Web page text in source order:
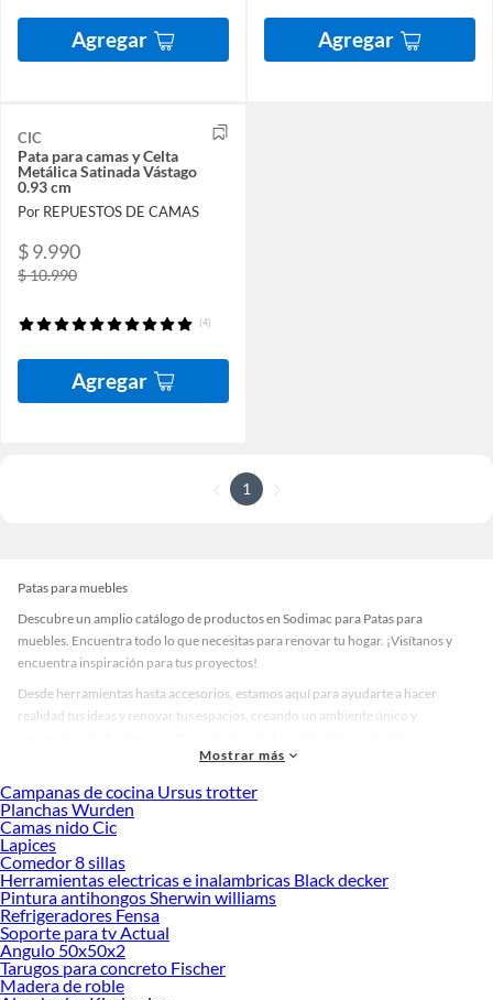
Agregar Agregar
CIC
Pata para camas y Celta
Metálica Satinada Vástago
0.93 cm
Por REPUESTOS DE CAMAS
$ 9.990
$ 10.990
(4)
Agregar
1
Patas para muebles
Descubre un amplio catálogo de productos en Sodimac para Patas para
muebles. Encuentra todo lo que necesitas para renovar tu hogar. ¡Visítanos y
encuentra inspiración para tus proyectos!
Desde herramientas hasta accesorios, estamos aquí para ayudarte a hacer
realidad tus ideas y renovar tus espacios, creando un ambiente único y
accesorios de calidad que te ayudarán a crear un espacio más tú.
Desde remodelaciones hasta proyectos de decoración, estamos aquí para hacer
tus ideas realidad. ¡Visítanos y encuentra todo lo que tenemos para ofrecerte en
Patas para muebles!
Explora la variedad de productos de Patas para muebles en Sodimac
Herramientas, materiales y accesorios de calidad para tus proyectos y
renovación de espacios. ¡Visítanos y descubre todo lo que tenemos para
ofrecerte!
Encuentra una amplia variedad de productos de Patas para muebles en Sodimac.
Encuentra todo lo necesario para tus proyectos de renovación y decoración.
Mostrar más
Campanas de cocina Ursus trotter
Planchas Wurden
Camas nido Cic
Lapices
Comedor 8 sillas
Herramientas electricas e inalambricas Black decker
Pintura antihongos Sherwin williams
Refrigeradores Fensa
Soporte para tv Actual
Angulo 50x50x2
Tarugos para concreto Fischer
Madera de roble